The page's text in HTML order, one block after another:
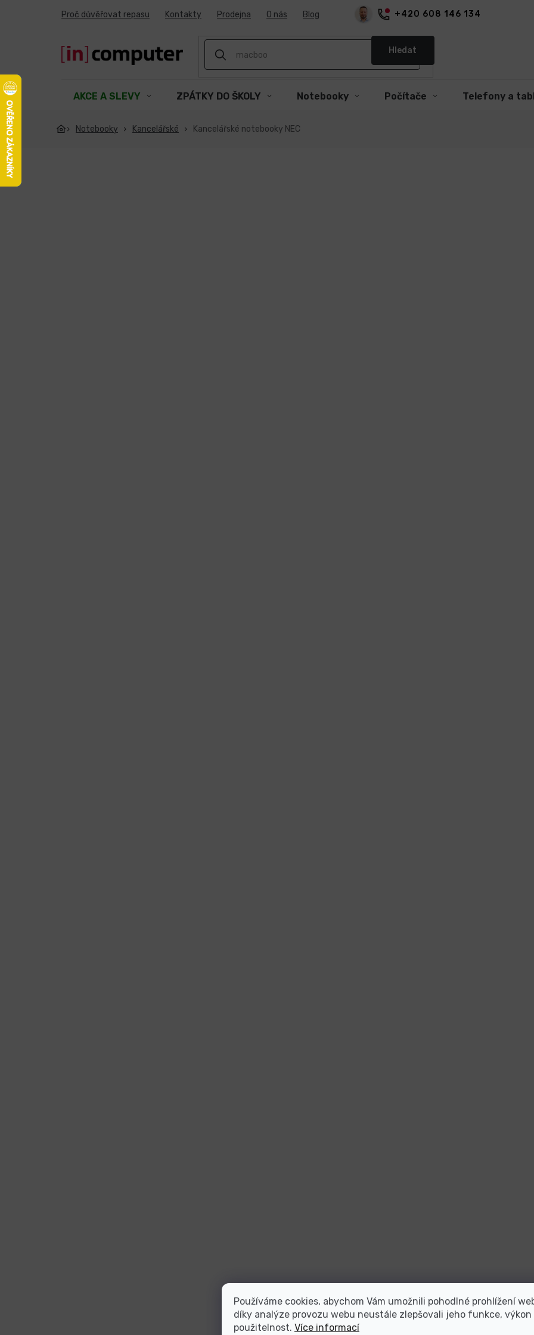
Používáme cookies, abychom Vám umožnili pohodlné prohlížení
díky analýze provozu webu neustále zlepšovali jeho funkce, výkon
použitelnost. Více informací
+420 608 146 134
Proč důvěřovat repasu Kontakty Prodejna O nás Blog
Hledat
AKCE A SLEVY ZPÁTKY DO ŠKOLY Notebooky Počítače Telefony a
Notebooky Kancelářské Kancelářské notebooky NEC